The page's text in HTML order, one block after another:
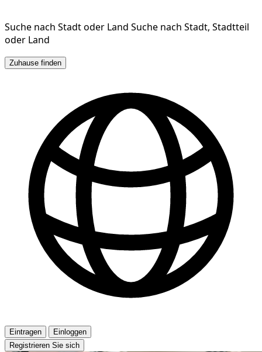
Suche nach Stadt oder Land Suche nach Stadt, Stadtteil
oder Land
Zuhause finden
Eintragen
Einloggen
Registrieren Sie sich